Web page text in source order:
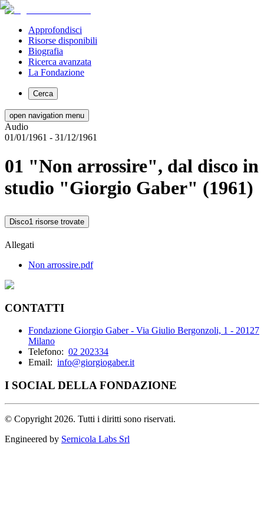
Approfondisci
Risorse disponibili
Biografia
Ricerca avanzata
La Fondazione
Cerca
open navigation menu
Audio
01/01/1961 - 31/12/1961
01 "Non arrossire", dal disco in
studio "Giorgio Gaber" (1961)
Disco1 risorse trovate
Allegati
Non arrossire.pdf
CONTATTI
Fondazione Giorgio Gaber - Via Giulio Bergonzoli, 1 - 20127
Milano
Telefono: 02 202334
Email: info@giorgiogaber.it
I SOCIAL DELLA FONDAZIONE
© Copyright 2026. Tutti i diritti sono riservati.
Engineered by Sernicola Labs Srl